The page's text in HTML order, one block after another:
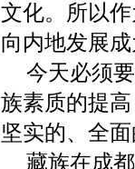
文化。所以
向内地发展
今天必须
族素质的提
坚实的、全
藏族在成